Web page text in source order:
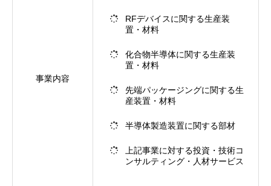
事業内容
RFデバイスに関する生産装
置・材料
化合物半導体に関する生産装
置・材料
先端パッケージングに関する生
産装置・材料
半導体製造装置に関する部材
上記事業に対する投資・技術コ
ンサルティング・人材サービス